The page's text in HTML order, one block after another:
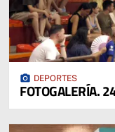
photo_camera DEPORTES
FOTOGALERÍA.